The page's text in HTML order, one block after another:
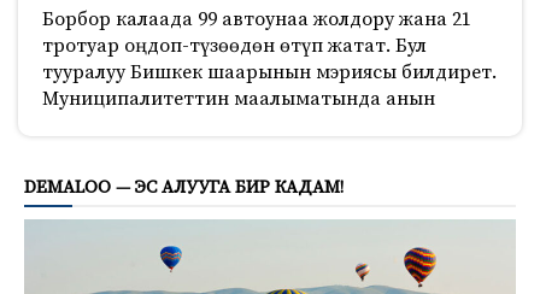
Борбор калаада 99 автоунаа жолдору жана 21
тротуар оңдоп-түзөөдөн өтүп жатат. Бул
тууралуу Бишкек шаарынын мэриясы билдирет.
Муниципалитеттин маалыматында анын
DEMALOO — ЭС АЛУУГА БИР КАДАМ!